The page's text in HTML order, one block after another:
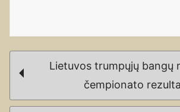
Post
navigation
Lietuvos trumpųjų bangų
čempionato